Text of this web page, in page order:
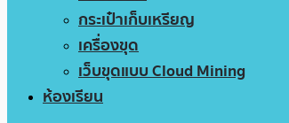
กระเป๋าเก็บเหรียญ
เครื่องขุด
เว็บขุดแบบ Cloud Mining
ห้องเรียน